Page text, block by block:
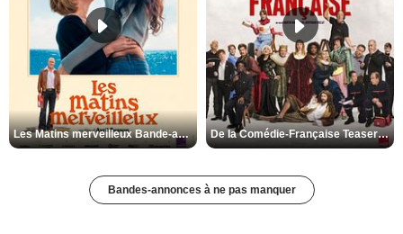
Les Matins merveilleux Bande-annonce VF De la Comédie-Française Teaser VF
Bandes-annonces à ne pas manquer